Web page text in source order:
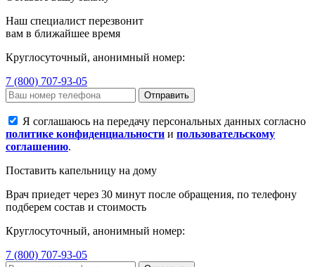
Наш специалист перезвонит
вам в ближайшее время
Круглосуточный, анонимный номер:
7 (800) 707-93-05
Отправить
Я соглашаюсь на передачу персональных данных согласно
политике конфиденциальности и пользовательскому
соглашению.
Поставить капельницу на дому
Врач приедет через 30 минут после обращения, по телефону
подберем состав и стоимость
Круглосуточный, анонимный номер:
7 (800) 707-93-05